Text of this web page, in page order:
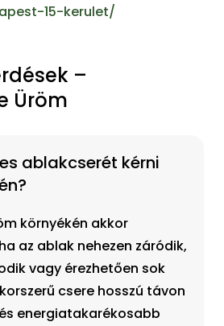
15-kerulet/
–
Üröm
ablakcserét kérni
környékén akkor
az ablak nehezen záródik,
vagy érezhetően sok
csere hosszú távon
energiatakarékosabb